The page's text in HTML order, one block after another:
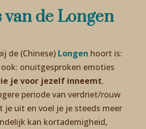
van de Longen
de (Chinese) Longen hoort is:
ook: onuitgesproken emoties
je voor jezelf inneemt.
periode van verdriet/rouw
je uit en voel je je steeds meer
kan kortademigheid,